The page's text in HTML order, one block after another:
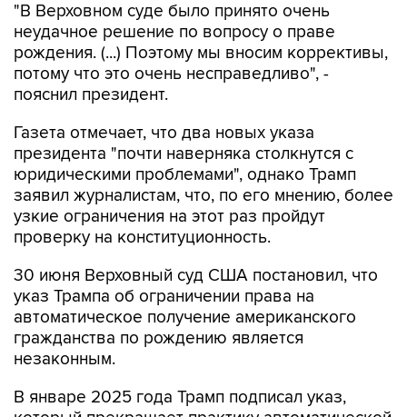
"В Верховном суде было принято очень
неудачное решение по вопросу о праве
рождения. (...) Поэтому мы вносим коррективы,
потому что это очень несправедливо", -
пояснил президент.
Газета отмечает, что два новых указа
президента "почти наверняка столкнутся с
юридическими проблемами", однако Трамп
заявил журналистам, что, по его мнению, более
узкие ограничения на этот раз пройдут
проверку на конституционность.
30 июня Верховный суд США постановил, что
указ Трампа об ограничении права на
автоматическое получение американского
гражданства по рождению является
незаконным.
В январе 2025 года Трамп подписал указ,